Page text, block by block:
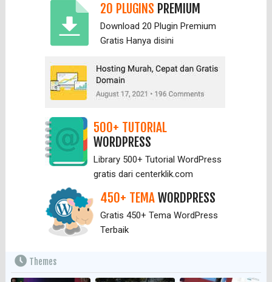
20 PLUGINS PREMIUM
Download 20 Plugin Premium
Gratis Hanya disini
500+ TUTORIAL
WORDPRESS
Library 500+ Tutorial WordPress
gratis dari centerklik.com
450+ TEMAWORDPRESS
Gratis 450+ Tema WordPress
Terbaik
Themes